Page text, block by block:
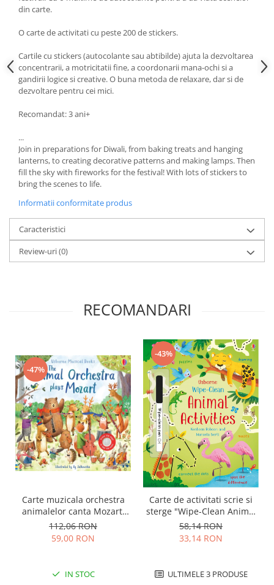
din carte.
O carte de activitati cu peste 200 de stickers.
Cartile cu stickers (autocolante sau abtibilde) ajuta la dezvoltarea
concentrarii, a motricitatii fine, a coordonarii mana-ochi si a
gandirii logice si creative. O buna metoda de relaxare, dar si de
dezvoltare pentru cei mici.
Recomandat: 3 ani+
...
Join in preparations for Diwali, from baking treats and hanging
lanterns, to creating decorative patterns and making lamps. Then
fill the sky with fireworks for the festival! With lots of stickers to
bring the scenes to life.
Informatii conformitate produs
Caracteristici
Review-uri(0)
RECOMANDARI
-47%
Carte muzicala orchestra
animalelor canta Mozart,
"The Animal Orchestra
Plays Mozart", cartonata,
Usborne
112,06 RON
59,00 RON
IN STOC
-43%
Carte de activitati scrie si
sterge "Wipe-Clean Animal
Activities", reutilizabila,
Usborne
58,14 RON
33,14 RON
ULTIMELE 3 PRODUSE